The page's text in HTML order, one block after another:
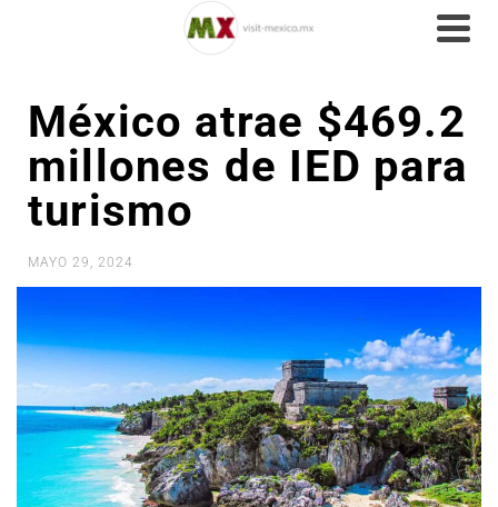
México atrae $469.2
millones de IED para
turismo
MAYO 29, 2024